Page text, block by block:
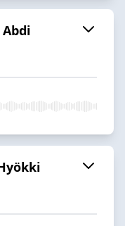
Abdi